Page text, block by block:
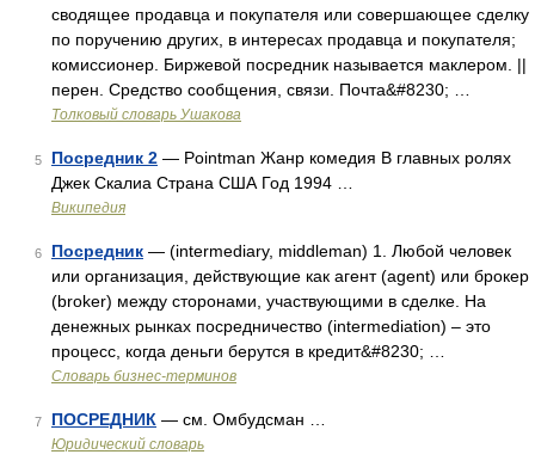
сводящее продавца и покупателя или совершающее сделку
по поручению других, в интересах продавца и покупателя;
комиссионер. Биржевой посредник называется маклером. ||
перен. Средство сообщения, связи. Почта&#8230; …
Толковый словарь Ушакова
5 Посредник 2 — Pointman Жанр комедия В главных ролях
Джек Скалиа Страна США Год 1994 …
Википедия
6 Посредник — (intermediary, middleman) 1. Любой человек
или организация, действующие как агент (agent) или брокер
(broker) между сторонами, участвующими в сделке. На
денежных рынках посредничество (intermediation) – это
процесс, когда деньги берутся в кредит&#8230; …
Словарь бизнес-терминов
7 ПОСРЕДНИК — см. Омбудсман …
Юридический словарь